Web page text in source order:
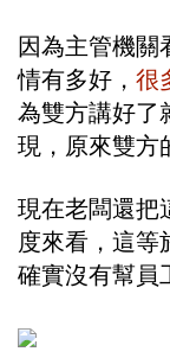
因為主管機關
情有多好， 很
為雙方講好了
現，原來雙方
現在老闆還把
度來看，這等
確實沒有幫